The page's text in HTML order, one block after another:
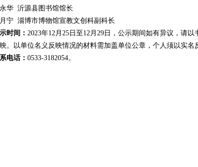
沂源县图书馆馆长
淄博市博物馆宣教文创科副科长
时间： 2023年12月25日至12月29日，公示期间如有异议，请
。以单位名义反映情况的材料需加盖单位公章，个人须以实名
电话： 0533-3182054。